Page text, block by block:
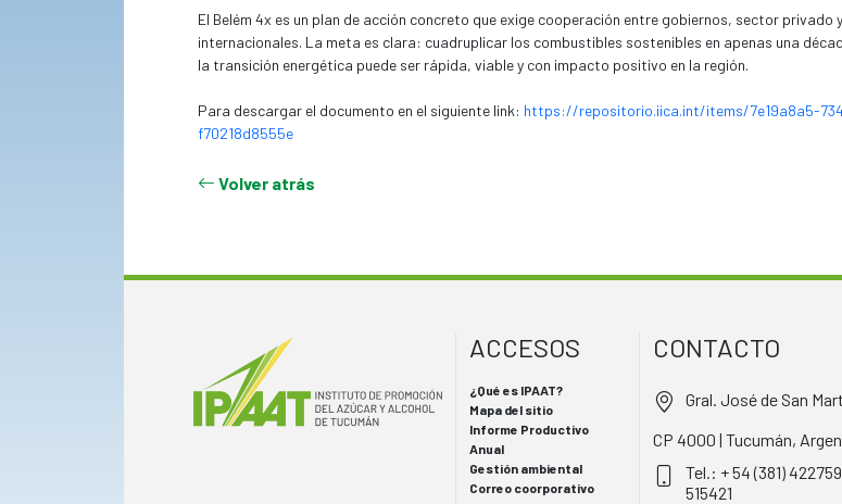
El Belém 4x es un plan de acción concreto que exige cooperación entre gobiernos, sector privado
internacionales. La meta es clara: cuadruplicar los combustibles sostenibles en apenas una
la transición energética puede ser rápida, viable y con impacto positivo en la región.
Para descargar el documento en el siguiente link: https://repositorio.iica.int/items/7e19a8a5-
f70218d8555e
Volver atrás
ACCESOS
¿Qué es IPAAT?
Mapa del sitio
Informe Productivo
Anual
Gestión ambiental
Correo coorporativo
CONTACTO
Gral. José de San
CP 4000 | Tucumán,
Tel.: + 54 (381)
515421